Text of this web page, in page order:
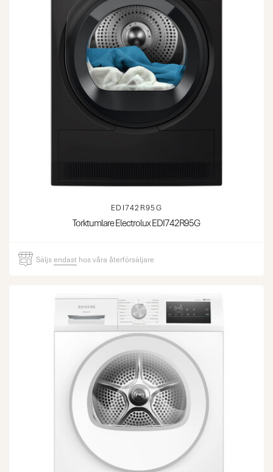
EDI742R95G
Torktumlare Electrolux EDI742R95G
Säljsendast hos våra återförsäljare